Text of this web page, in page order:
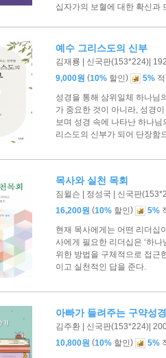
십자가의 보혈에 대한 확신과
예수 그리스도의 신부
김재룡 | 신국판(153*224)|
9,000원 (10% 할인) 5%
성경을 통해 삼위일체 하나님
가 중요한 것이 아니라, 성경
보며 성경 속에 나타난 하나
리스도의 신부가 되어 단장함
목사와 실천 목회
짐윌슨 | 정성국 | 신국판
16,200원 (10% 할인) 5%
현재 목사에게는 어떤 리더십
사에게 필요한 리더십은 ‘하
위한 방법을 구체적으로 접근
이고 실천적인 답을 준다.
아빠가 들려주는 구약성경
김주환 | 신국판(153*224)|
10,800원 (10% 할인) 5%